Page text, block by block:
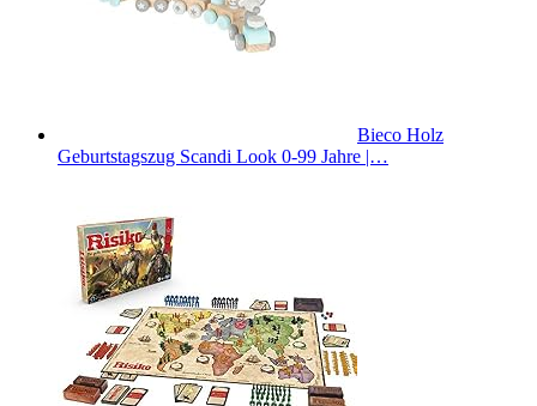
Bieco Holz
Geburtstagszug Scandi Look 0-99 Jahre |…